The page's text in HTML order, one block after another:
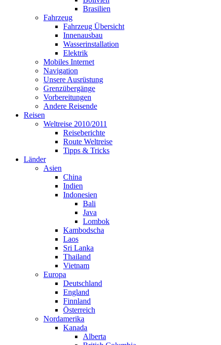
Brasilien
Fahrzeug
Fahrzeug Übersicht
Innenausbau
Wasserinstallation
Elektrik
Mobiles Internet
Navigation
Unsere Ausrüstung
Grenzübergänge
Vorbereitungen
Andere Reisende
Reisen
Weltreise 2010/2011
Reiseberichte
Route Weltreise
Tipps & Tricks
Länder
Asien
China
Indien
Indonesien
Bali
Java
Lombok
Kambodscha
Laos
Sri Lanka
Thailand
Vietnam
Europa
Deutschland
England
Finnland
Österreich
Nordamerika
Kanada
Alberta